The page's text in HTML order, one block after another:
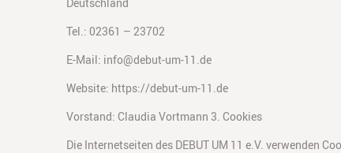
Tel.: 02361 – 23702
E-Mail: info@debut-um-11.de
Website: https://debut-um-11.de
Vorstand: Claudia Vortmann 3. Cookies
Die Internetseiten des DEBUT UM 11 e.V. verwenden